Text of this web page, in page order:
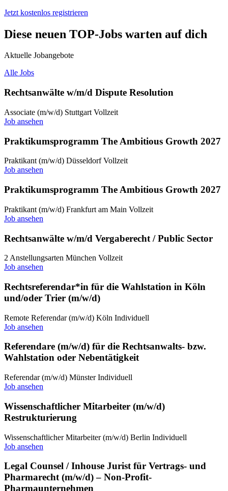
Jetzt kostenlos registrieren
Diese neuen TOP-Jobs warten auf dich
Aktuelle Jobangebote
Alle Jobs
Rechtsanwälte w/m/d Dispute Resolution
Associate (m/w/d) Stuttgart Vollzeit
Job ansehen
Praktikumsprogramm The Ambitious Growth 2027
Praktikant (m/w/d) Düsseldorf Vollzeit
Job ansehen
Praktikumsprogramm The Ambitious Growth 2027
Praktikant (m/w/d) Frankfurt am Main Vollzeit
Job ansehen
Rechtsanwälte w/m/d Vergaberecht / Public Sector
2 Anstellungsarten München Vollzeit
Job ansehen
Rechtsreferendar*in für die Wahlstation in Köln
und/oder Trier (m/w/d)
Remote Referendar (m/w/d) Köln Individuell
Job ansehen
Referendare (m/w/d) für die Rechtsanwalts- bzw.
Wahlstation oder Nebentätigkeit
Referendar (m/w/d) Münster Individuell
Job ansehen
Wissenschaftlicher Mitarbeiter (m/w/d)
Restrukturierung
Wissenschaftlicher Mitarbeiter (m/w/d) Berlin Individuell
Job ansehen
Legal Counsel / Inhouse Jurist für Vertrags- und
Pharmarecht (m/w/d) – Non-Profit-
Pharmaunternehmen